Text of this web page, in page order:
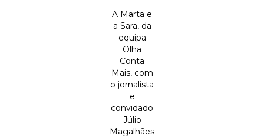
A Marta e
a Sara, da
equipa
Olha
Conta
Mais, com
o jornalista
e
convidado
Júlio
Magalhães